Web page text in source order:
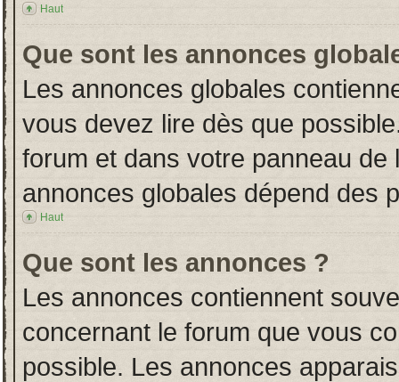
Haut
Que sont les annonces
Les annonces globales
vous devez lire dès que
forum et dans votre panneau de
annonces globales dépend des
Haut
Que sont les annonces ?
Les annonces contiennent
concernant le forum que vous
possible. Les annonces